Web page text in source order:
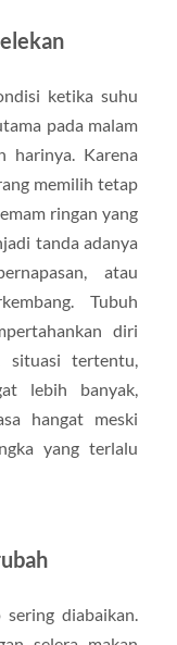
ketika suhu
pada malam
harinya. Karena
memilih tetap
ringan yang
tanda adanya
atau
Tubuh
diri
situasi tertentu,
lebih banyak,
hangat meski
yang terlalu
diabaikan.